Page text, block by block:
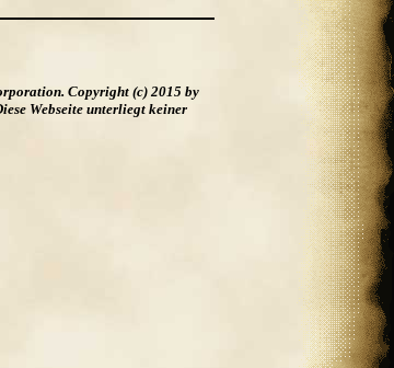
Copyright (c) 2015 by
Webseite unterliegt keiner